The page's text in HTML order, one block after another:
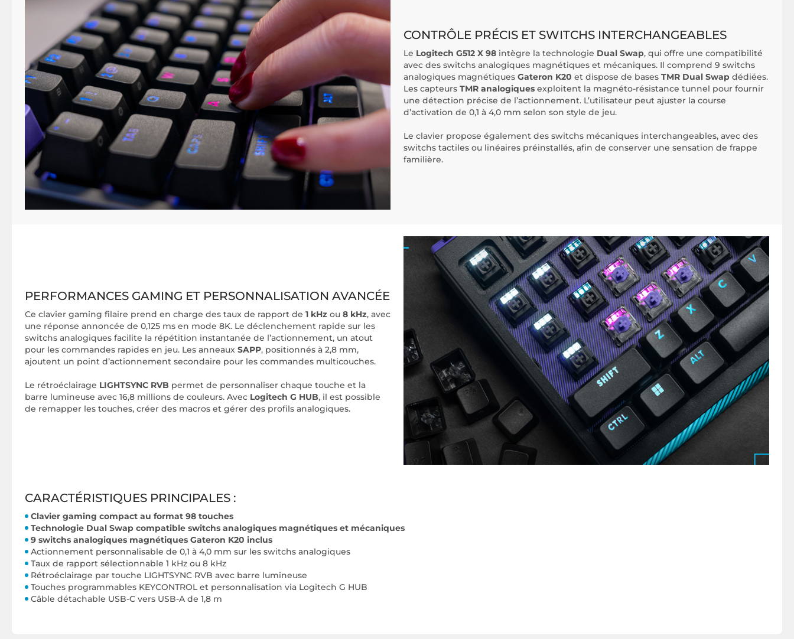
CONTRÔLE PRÉCIS ET SWITCHS INTERCHANGEABLES
Le Logitech G512 X 98 intègre la technologie Dual Swap, qui offre une compatibilité
avec des switchs analogiques magnétiques et mécaniques. Il comprend 9 switchs
analogiques magnétiques Gateron K20 et dispose de bases TMR Dual Swap dédiées.
Les capteurs TMR analogiques exploitent la magnéto-résistance tunnel pour fournir
une détection précise de l’actionnement. L’utilisateur peut ajuster la course
d’activation de 0,1 à 4,0 mm selon son style de jeu.
Le clavier propose également des switchs mécaniques interchangeables, avec des
switchs tactiles ou linéaires préinstallés, afin de conserver une sensation de frappe
familière.
PERFORMANCES GAMING ET PERSONNALISATION AVANCÉE
Ce clavier gaming filaire prend en charge des taux de rapport de 1 kHz ou 8 kHz, avec
une réponse annoncée de 0,125 ms en mode 8K. Le déclenchement rapide sur les
switchs analogiques facilite la répétition instantanée de l’actionnement, un atout
pour les commandes rapides en jeu. Les anneaux SAPP, positionnés à 2,8 mm,
ajoutent un point d’actionnement secondaire pour les commandes multicouches.
Le rétroéclairage LIGHTSYNC RVB permet de personnaliser chaque touche et la
barre lumineuse avec 16,8 millions de couleurs. Avec Logitech G HUB, il est possible
de remapper les touches, créer des macros et gérer des profils analogiques.
CARACTÉRISTIQUES PRINCIPALES :
Clavier gaming compact au format 98 touches
Technologie Dual Swap compatible switchs analogiques magnétiques et mécaniques
9 switchs analogiques magnétiques Gateron K20 inclus
Actionnement personnalisable de 0,1 à 4,0 mm sur les switchs analogiques
Taux de rapport sélectionnable 1 kHz ou 8 kHz
Rétroéclairage par touche LIGHTSYNC RVB avec barre lumineuse
Touches programmables KEYCONTROL et personnalisation via Logitech G HUB
Câble détachable USB-C vers USB-A de 1,8 m